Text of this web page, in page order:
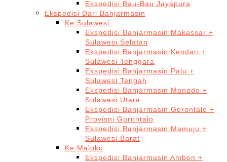
Ekspedisi Bau-Bau Jayapura
Ekspedisi Dari Banjarmasin
Ke Sulawesi
Ekspedisi Banjarmasin Makassar +
Sulawesi Selatan
Ekspedisi Banjarmasin Kendari +
Sulawesi Tenggara
Ekspedisi Banjarmasin Palu +
Sulawesi Tengah
Ekspedisi Banjarmasin Manado +
Sulawesi Utara
Ekspedisi Banjarmasin Gorontalo +
Provisni Gorontalo
Ekspedisi Banjarmasin Mamuju +
Sulawesi Barat
Ke Maluku
Ekspedisi Banjarmasin Ambon +